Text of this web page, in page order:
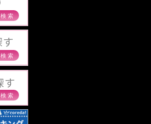
検索
検索
検索